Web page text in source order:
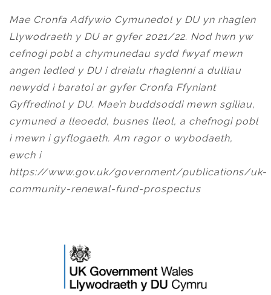
Mae Cronfa Adfywio Cymunedol y DU yn rhaglen
Llywodraeth y DU ar gyfer 2021/22. Nod hwn yw
cefnogi pobl a chymunedau sydd fwyaf mewn
angen ledled y DU i dreialu rhaglenni a dulliau
newydd i baratoi ar gyfer Cronfa Ffyniant
Gyffredinol y DU. Mae’n buddsoddi mewn sgiliau,
cymuned a lleoedd, busnes lleol, a chefnogi pobl
i mewn i gyflogaeth. Am ragor o wybodaeth,
ewch i
https://www.gov.uk/government/publications/uk-
community-renewal-fund-prospectus